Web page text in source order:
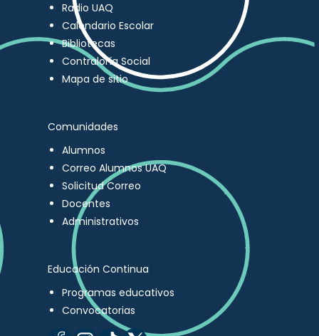
Radio UAQ
Calendario Escolar
Bibliotecas
Contraloría Social
Mapa de sitio
Comunidades
Alumnos
Correo Alumnos UAQ
Solicitud Correo
Docentes
Administrativos
Educación Continua
Programas educativos
Convocatorias